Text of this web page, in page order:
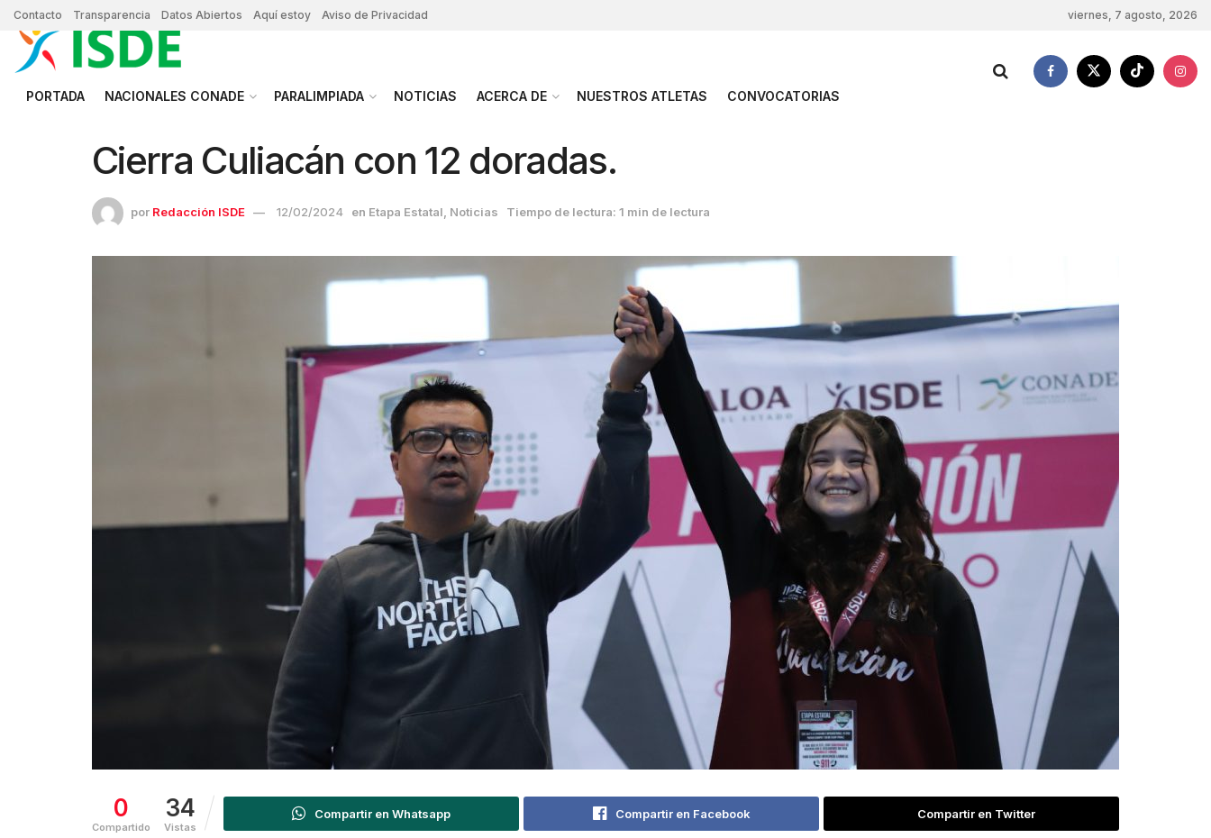
Contacto Transparencia Datos Abiertos Aquí estoy Aviso de Privacidad viernes, 7 agosto, 2026
PORTADA NACIONALES CONADE PARALIMPIADA NOTICIAS ACERCA DE NUESTROS ATLETAS CONVOCATORIAS
Cierra Culiacán con 12 doradas.
por Redacción ISDE 12/02/2024 en Etapa Estatal Noticias Tiempo de lectura: 1 min de lectura
0
Compartido
34
Vistas
Compartir en Whatsapp Compartir en Facebook Compartir en Twitter